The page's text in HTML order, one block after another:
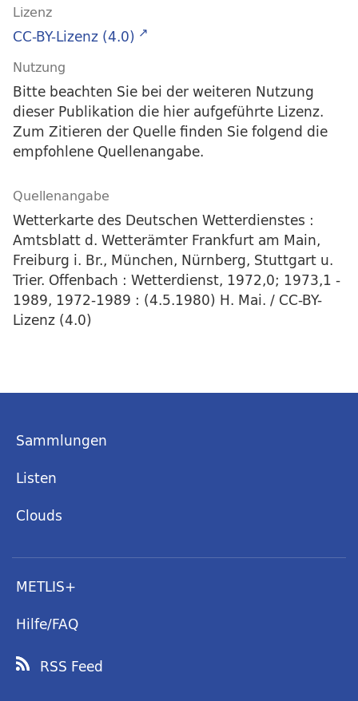
Lizenz
CC-BY-Lizenz (4.0)
Nutzung
Bitte beachten Sie bei der weiteren Nutzung
dieser Publikation die hier aufgeführte Lizenz.
Zum Zitieren der Quelle finden Sie folgend die
empfohlene Quellenangabe.
Quellenangabe
Wetterkarte des Deutschen Wetterdienstes :
Amtsblatt d. Wetterämter Frankfurt am Main,
Freiburg i. Br., München, Nürnberg, Stuttgart u.
Trier. Offenbach : Wetterdienst, 1972,0; 1973,1 -
1989, 1972-1989 : (4.5.1980) H. Mai. / CC-BY-
Lizenz (4.0)
Sammlungen
Listen
Clouds
METLIS+
Hilfe/FAQ
RSS Feed